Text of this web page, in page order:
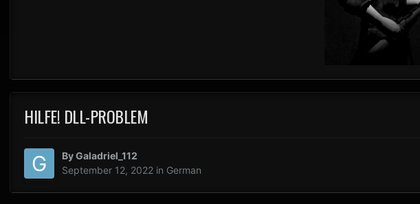
HILFE! DLL-PROBLEM
ByGaladriel_112
September 12, 2022 in German